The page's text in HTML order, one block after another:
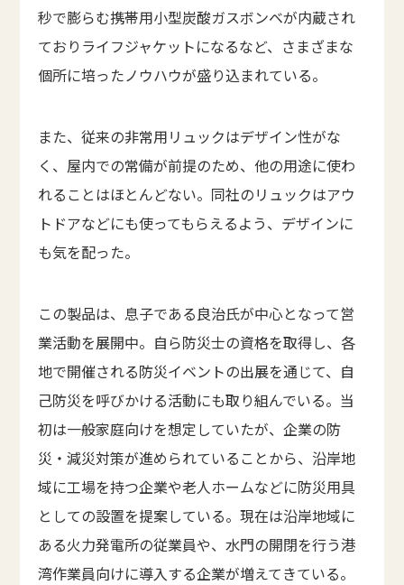
秒で膨らむ携帯用小型炭酸ガスボンベが内蔵され
ておりライフジャケットになるなど、さまざまな
個所に培ったノウハウが盛り込まれている。
また、従来の非常用リュックはデザイン性がな
く、屋内での常備が前提のため、他の用途に使わ
れることはほとんどない。同社のリュックはアウ
トドアなどにも使ってもらえるよう、デザインに
も気を配った。
この製品は、息子である良治氏が中心となって営
業活動を展開中。自ら防災士の資格を取得し、各
地で開催される防災イベントの出展を通じて、自
己防災を呼びかける活動にも取り組んでいる。当
初は一般家庭向けを想定していたが、企業の防
災・減災対策が進められていることから、沿岸地
域に工場を持つ企業や老人ホームなどに防災用具
としての設置を提案している。現在は沿岸地域に
ある火力発電所の従業員や、水門の開閉を行う港
湾作業員向けに導入する企業が増えてきている。